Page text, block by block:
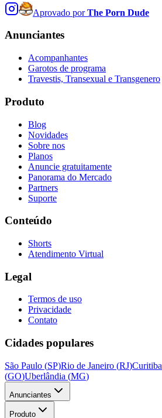
Aprovado por The Porn Dude
Anunciantes
Acompanhantes
Garotos de programa
Travestis, Transexual e Transgenero
Produto
Blog
Novidades
Sobre nos
Planos
Anuncie gratuitamente
Panorama do Mercado
Partners
Suporte
Conteúdo
Shorts
Atendimento Virtual
Legal
Termos de uso
Privacidade
Contato
Cidades populares
São Paulo (SP)Rio de Janeiro (RJ)Curitiba
(GO)Uberlândia (MG)
Anunciantes
Produto